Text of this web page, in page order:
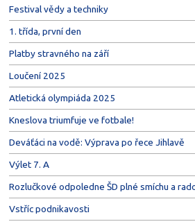
Festival vědy a techniky
1. třída, první den
Platby stravného na září
Loučení 2025
Atletická olympiáda 2025
Kneslova triumfuje ve fotbale!
Deváťáci na vodě: Výprava po řece Jihlavě
Výlet 7. A
Rozlučkové odpoledne ŠD plné smíchu a
Vstříc podnikavosti